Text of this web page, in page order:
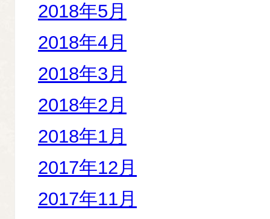
2018年5月
2018年4月
2018年3月
2018年2月
2018年1月
2017年12月
2017年11月